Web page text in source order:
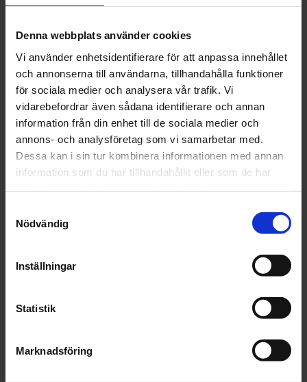
Denna webbplats använder cookies
Vi använder enhetsidentifierare för att anpassa innehållet
och annonserna till användarna, tillhandahålla funktioner
för sociala medier och analysera vår trafik. Vi
vidarebefordrar även sådana identifierare och annan
information från din enhet till de sociala medier och
annons- och analysföretag som vi samarbetar med.
Dessa kan i sin tur kombinera informationen med annan
information som du har tillhandahållit eller som de har
Nödvändig
Inställningar
Statistik
Marknadsföring
621 kr
Lägg i varukorgen
Fri frakt över 1500kr
Leverans inom 1-5 dagar
Fråga om produkt
Recensioner